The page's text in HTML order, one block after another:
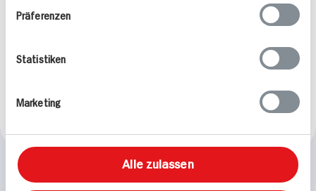
Präferenzen
Statistiken
Marketing
Alle zulassen
Marokkanische
614 kcal p. Portion